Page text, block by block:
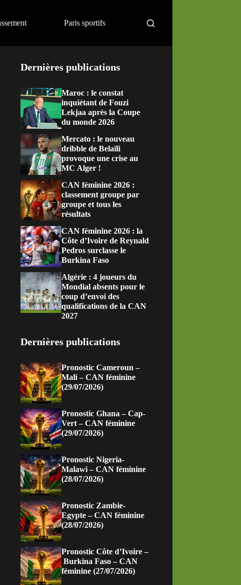
Paris sportifs
Dernières publications
Maroc : le constat
inquiétant de Fouzi
Lekjaa après la Coupe
du monde 2026
Mercato : le nouveau
dribble de Belaïli
provoque une crise au
MC Alger !
CAN féminine 2026 :
classement groupe par
groupe et tous les
résultats
CAN féminine 2026 : la
Côte d’Ivoire de Reynald
Pedros surclasse le
Burkina Faso
Algérie : 4 joueurs du
Mondial absents pour le
coup d’envoi des
qualifications de la CAN
2027
Dernières publications
Pronostic Cameroun –
Mali – CAN féminine
(29/07/2026)
Pronostic Ghana – Cap-
Vert – CAN féminine
(29/07/2026)
Pronostic Nigeria-
Malawi – CAN féminine
(28/07/2026)
Pronostic Zambie-
Egypte – CAN féminine
(28/07/2026)
Pronostic Côte d’Ivoire –
Burkina Faso – CAN
féminine (27/07/2026)